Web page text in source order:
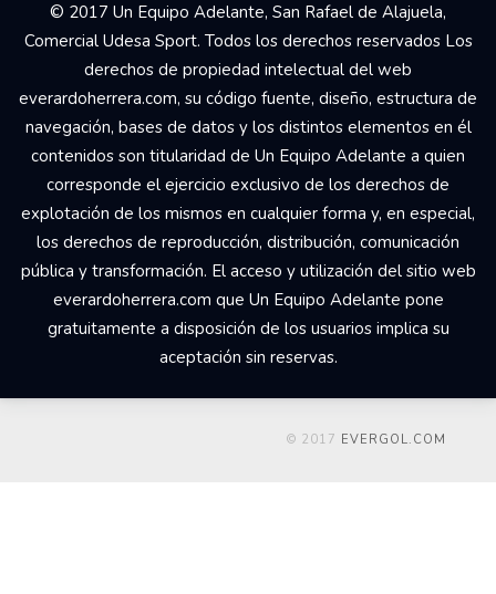
© 2017 Un Equipo Adelante, San Rafael de Alajuela,
Comercial Udesa Sport. Todos los derechos reservados Los
derechos de propiedad intelectual del web
everardoherrera.com, su código fuente, diseño, estructura de
navegación, bases de datos y los distintos elementos en él
contenidos son titularidad de Un Equipo Adelante a quien
corresponde el ejercicio exclusivo de los derechos de
explotación de los mismos en cualquier forma y, en especial,
los derechos de reproducción, distribución, comunicación
pública y transformación. El acceso y utilización del sitio web
everardoherrera.com que Un Equipo Adelante pone
gratuitamente a disposición de los usuarios implica su
aceptación sin reservas.
© 2017 EVERGOL.COM